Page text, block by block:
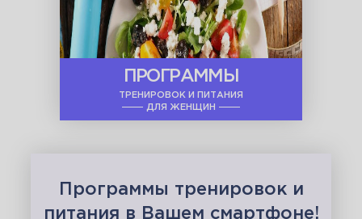
ПРОГРАММЫ
ТРЕНИРОВОК И ПИТАНИЯ
ДЛЯ ЖЕНЩИН
Программы тренировок и
питания в Вашем смартфоне!